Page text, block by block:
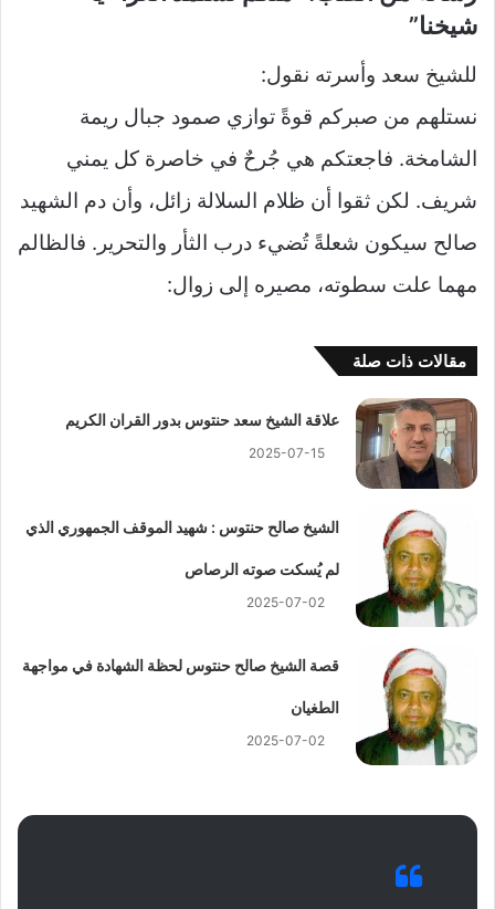
شيخنا”
للشيخ سعد وأسرته نقول:
نستلهم من صبركم قوةً توازي صمود جبال ريمة
الشامخة. فاجعتكم هي جُرحٌ في خاصرة كل يمني
شريف. لكن ثقوا أن ظلام السلالة زائل، وأن دم الشهيد
صالح سيكون شعلةً تُضيء درب الثأر والتحرير. فالظالم
مهما علت سطوته، مصيره إلى زوال:
مقالات ذات صلة
علاقة الشيخ سعد حنتوس بدور القران الكريم
2025-07-15
الشيخ صالح حنتوس : شهيد الموقف الجمهوري الذي
لم يُسكت صوته الرصاص
2025-07-02
قصة الشيخ صالح حنتوس لحظة الشهادة في مواجهة
الطغيان
2025-07-02